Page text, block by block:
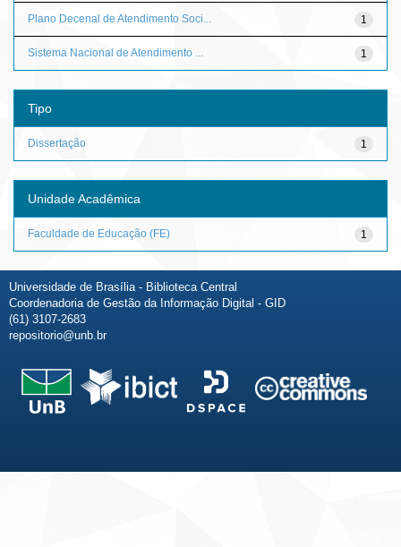
1
Plano Decenal de Atendimento Soci...
1
Sistema Nacional de Atendimento ...
Tipo
1
Dissertação
Unidade Acadêmica
1
Faculdade de Educação (FE)
Universidade de Brasília - Biblioteca Central
Coordenadoria de Gestão da Informação Digital - GID
(61) 3107-2683
repositorio@unb.br